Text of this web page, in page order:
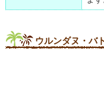
ウルンダヌ・バ